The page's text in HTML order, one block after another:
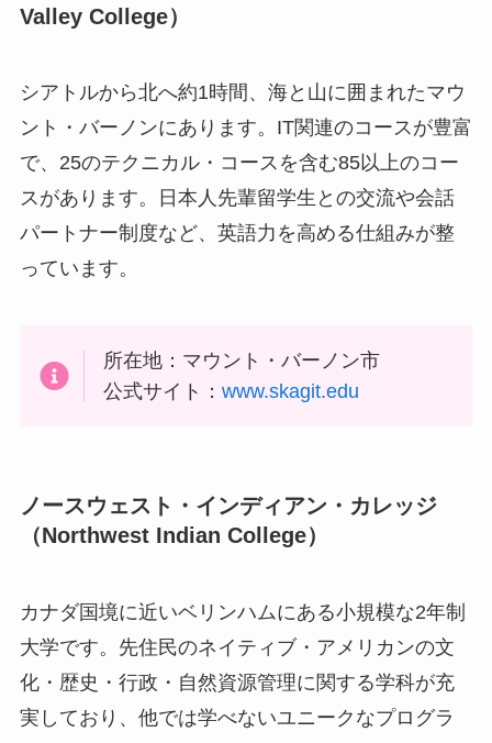
Valley College）
シアトルから北へ約1時間、海と山に囲まれたマウ
ント・バーノンにあります。IT関連のコースが豊富
で、25のテクニカル・コースを含む85以上のコー
スがあります。日本人先輩留学生との交流や会話
パートナー制度など、英語力を高める仕組みが整
っています。
所在地：マウント・バーノン市
公式サイト：www.skagit.edu
ノースウェスト・インディアン・カレッジ
（Northwest Indian College）
カナダ国境に近いベリンハムにある小規模な2年制
大学です。先住民のネイティブ・アメリカンの文
化・歴史・行政・自然資源管理に関する学科が充
実しており、他では学べないユニークなプログラ